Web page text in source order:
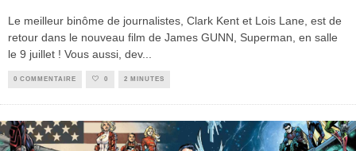
Le meilleur binôme de journalistes, Clark Kent et Lois Lane, est de
retour dans le nouveau film de James GUNN, Superman, en salle
le 9 juillet ! Vous aussi, dev...
0 COMMENTAIRE 0 2 MINUTES